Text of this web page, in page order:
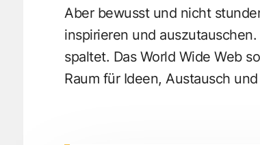
Aber bewusst und nicht
inspirieren und
spaltet. Das World Wide Web
Raum für Ideen, Austausch